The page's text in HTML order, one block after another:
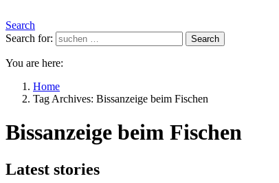
Search
Search for:
Search
You are here:
Home
Tag Archives: Bissanzeige beim Fischen
Bissanzeige beim Fischen
Latest stories